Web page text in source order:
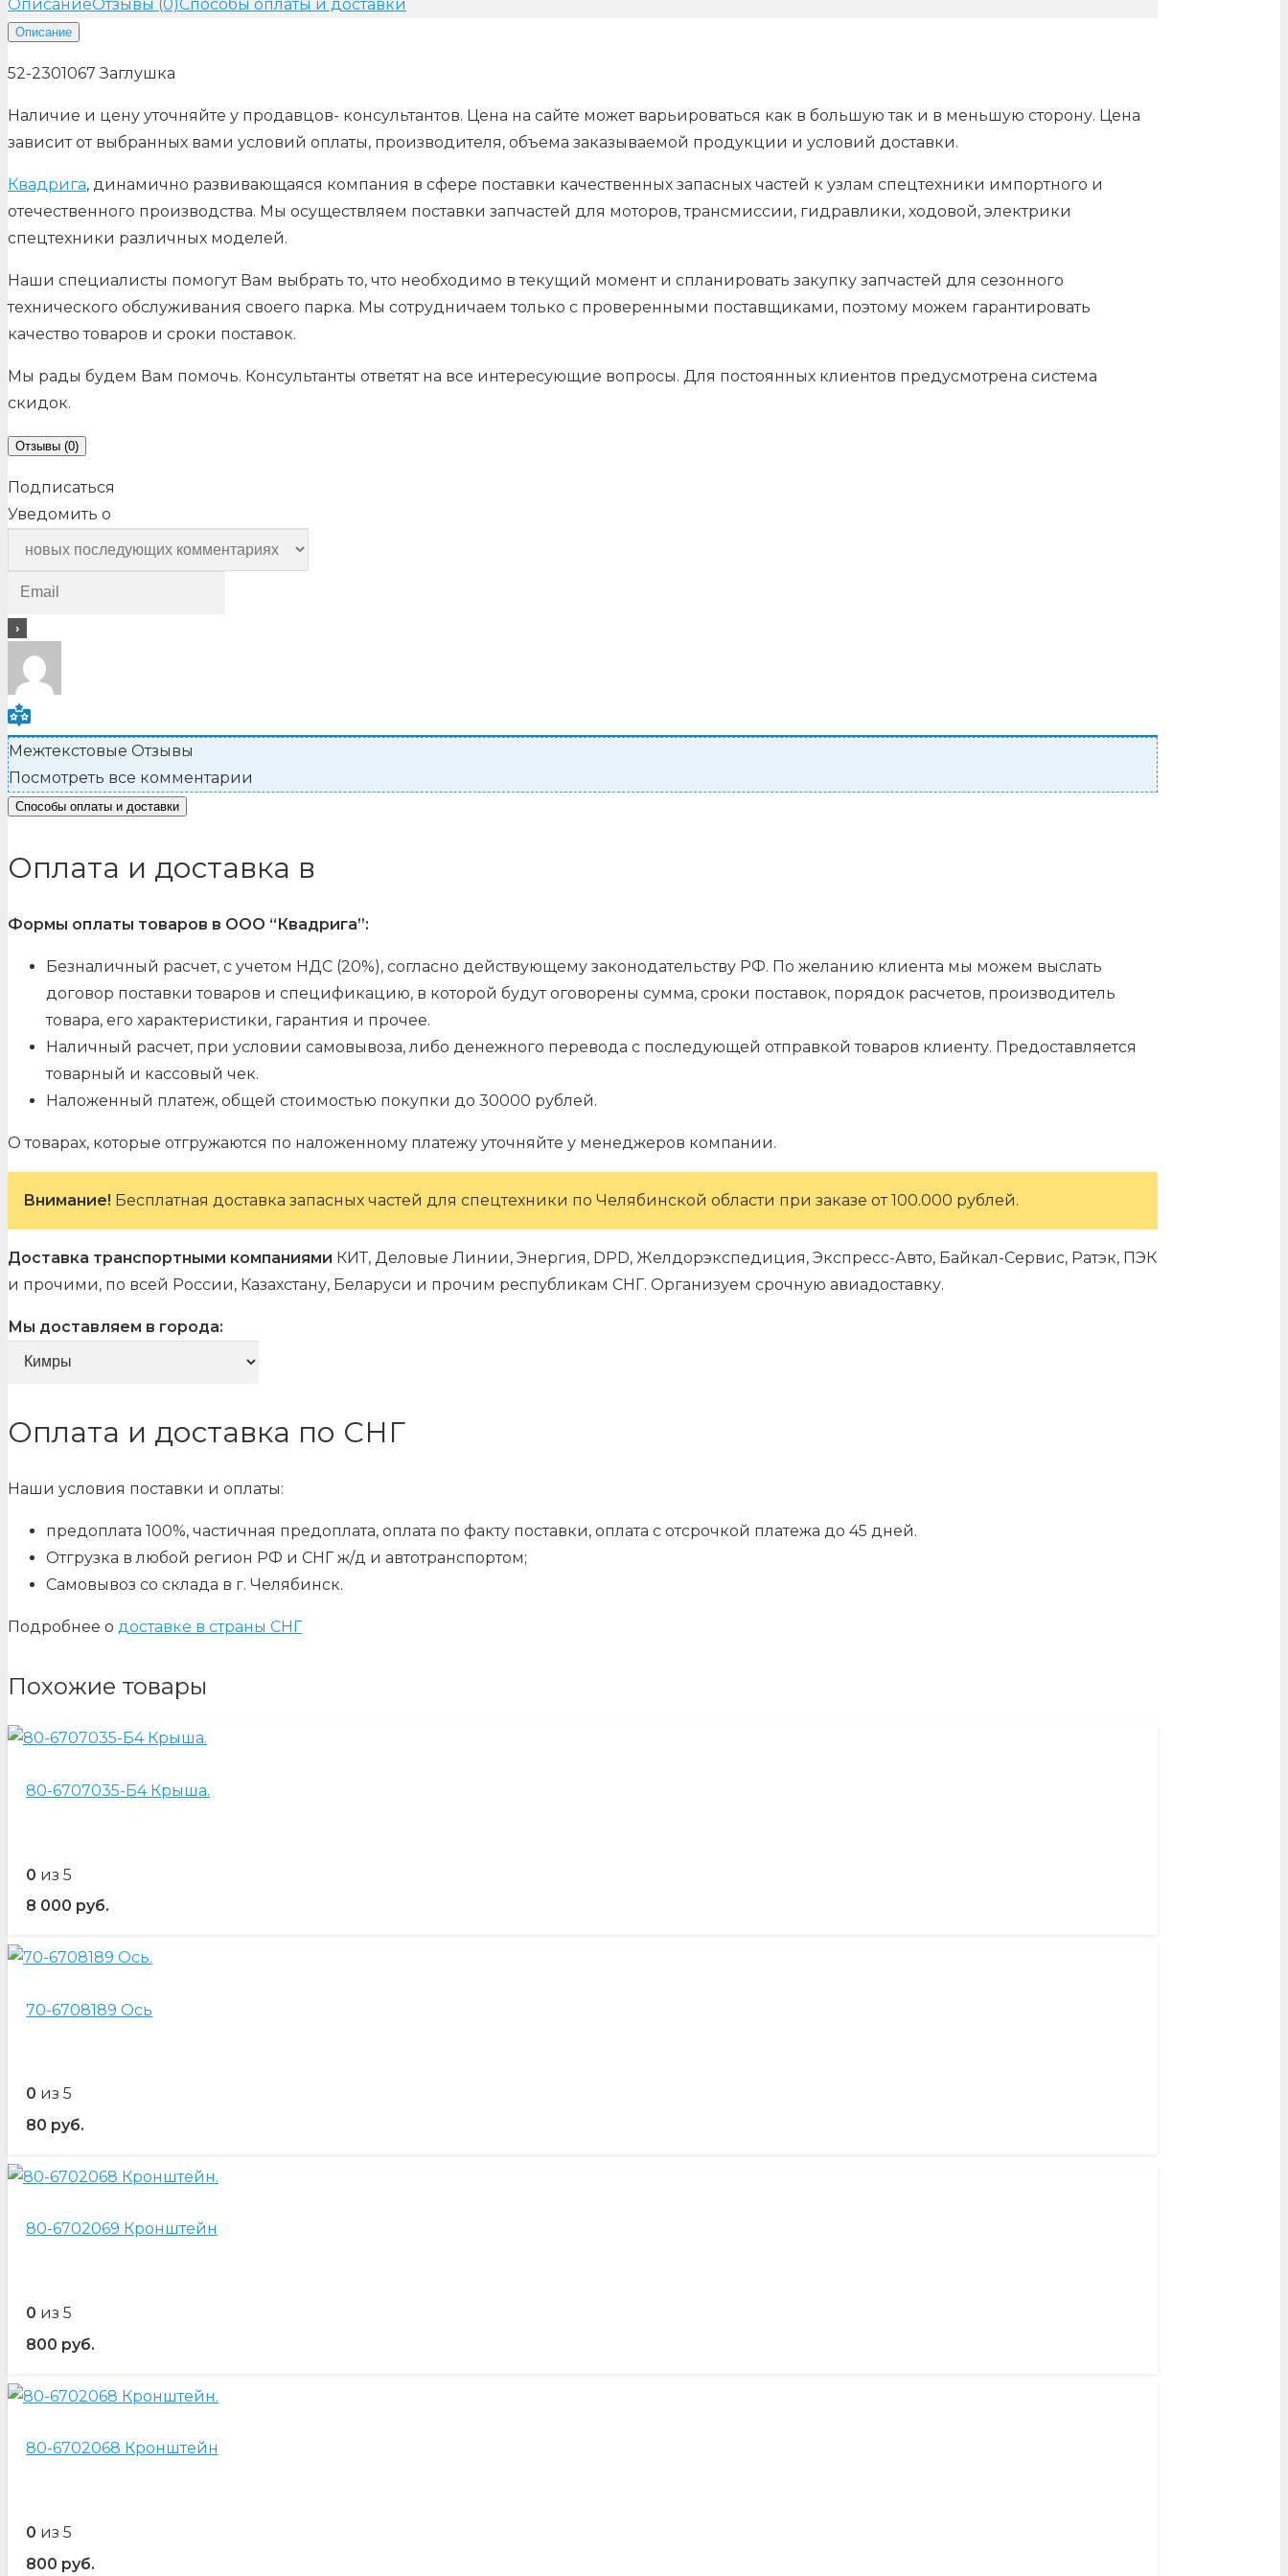
ОписаниеОтзывы (0)Способы оплаты и доставки
Описание
52-2301067 Заглушка
Наличие и цену уточняйте у продавцов- консультантов. Цена на сайте может варьироваться как в большую так и в меньшую сторону. Цена
зависит от выбранных вами условий оплаты, производителя, объема заказываемой продукции и условий доставки.
Квадрига, динамично развивающаяся компания в сфере поставки качественных запасных частей к узлам спецтехники импортного и
отечественного производства. Мы осуществляем поставки запчастей для моторов, трансмиссии, гидравлики, ходовой, электрики
спецтехники различных моделей.
Наши специалисты помогут Вам выбрать то, что необходимо в текущий момент и спланировать закупку запчастей для сезонного
технического обслуживания своего парка. Мы сотрудничаем только с проверенными поставщиками, поэтому можем гарантировать
качество товаров и сроки поставок.
Мы рады будем Вам помочь. Консультанты ответят на все интересующие вопросы. Для постоянных клиентов предусмотрена система
скидок.
Отзывы (0)
Подписаться
Уведомить о
Межтекстовые Отзывы
Посмотреть все комментарии
Способы оплаты и доставки
Оплата и доставка в
Формы оплаты товаров в ООО “Квадрига”:
Безналичный расчет, с учетом НДС (20%), согласно действующему законодательству РФ. По желанию клиента мы можем выслать
договор поставки товаров и спецификацию, в которой будут оговорены сумма, сроки поставок, порядок расчетов, производитель
товара, его характеристики, гарантия и прочее.
Наличный расчет, при условии самовывоза, либо денежного перевода с последующей отправкой товаров клиенту. Предоставляется
товарный и кассовый чек.
Наложенный платеж, общей стоимостью покупки до 30000 рублей.
О товарах, которые отгружаются по наложенному платежу уточняйте у менеджеров компании.
Внимание! Бесплатная доставка запасных частей для спецтехники по Челябинской области при заказе от 100.000 рублей.
Доставка транспортными компаниями КИТ, Деловые Линии, Энергия, DPD, Желдорэкспедиция, Экспресс-Авто, Байкал-Сервис, Ратэк, ПЭК
и прочими, по всей России, Казахстану, Беларуси и прочим республикам СНГ. Организуем срочную авиадоставку.
Мы доставляем в города:
Оплата и доставка по СНГ
Наши условия поставки и оплаты:
предоплата 100%, частичная предоплата, оплата по факту поставки, оплата с отсрочкой платежа до 45 дней.
Отгрузка в любой регион РФ и СНГ ж/д и автотранспортом;
Самовывоз со склада в г. Челябинск.
Подробнее о доставке в страны СНГ
Похожие товары
80-6707035-Б4 Крыша.
0 из 5
8 000 руб.
70-6708189 Ось
0 из 5
80 руб.
80-6702069 Кронштейн
0 из 5
800 руб.
80-6702068 Кронштейн
0 из 5
800 руб.